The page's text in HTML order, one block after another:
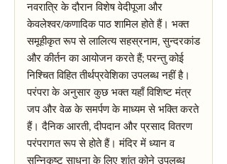
नवरात्रि के दौरान विशेष वेदीपूजा और
केवलेश्वर/कणादिक पाठ शामिल होते हैं। भक्त
समूहीकृत रूप से लालित्य सहस्रनाम, सुन्दरकांड
और कीर्तन का आयोजन करते हैं; परन्तु कोई
निश्चित विहित तीर्थप्रवेशिका उपलब्ध नहीं है।
परंपरा के अनुसार कुछ भक्त यहाँ विशिष्ट मंत्र
जप और वेळ के समर्पण के माध्यम से भक्ति करते
हैं। दैनिक आरती, दीपदान और प्रसाद वितरण
परंपरागत रूप से होते हैं। मंदिर में ध्यान व
सन्निकृष्ट साधना के लिए शांत कोने उपलब्ध